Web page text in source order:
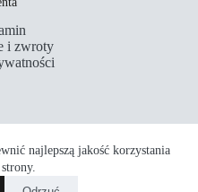
najlepszą jakość korzystania
i zwroty